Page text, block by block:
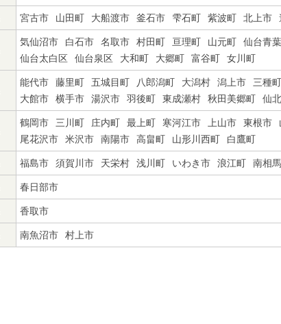
宮古市 山田町 大船渡市 釜石市 雫石町 紫波町 北上市
気仙沼市 白石市 名取市 村田町 亘理町 山元町 仙台青
仙台太白区
仙台泉区 大和町 大郷町 富谷町 女川町
能代市 藤里町 五城目町 八郎潟町 大潟村 潟上市 三種町
大館市
横手市 湯沢市 羽後町 東成瀬村 秋田美郷町 仙
鶴岡市 三川町 庄内町 最上町 寒河江市 上山市 東根市
尾花沢市
米沢市 南陽市 高畠町 山形川西町 白鷹町
福島市 須賀川市 天栄村 浅川町 いわき市 浪江町 南相
春日部市
香取市
南魚沼市 村上市